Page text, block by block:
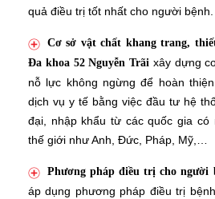
quả điều trị tốt nhất cho người bệnh.
Cơ sở vật chất khang trang,
Đa khoa 52 Nguyễn Trãi xây dựng
nỗ lực không ngừng để hoàn
dịch vụ y tế bằng việc đầu tư hệ
đại, nhập khẩu từ các quốc gia có
thế giới như Anh, Đức, Pháp, Mỹ,…
Phương pháp điều trị cho người
áp dụng phương pháp điều trị